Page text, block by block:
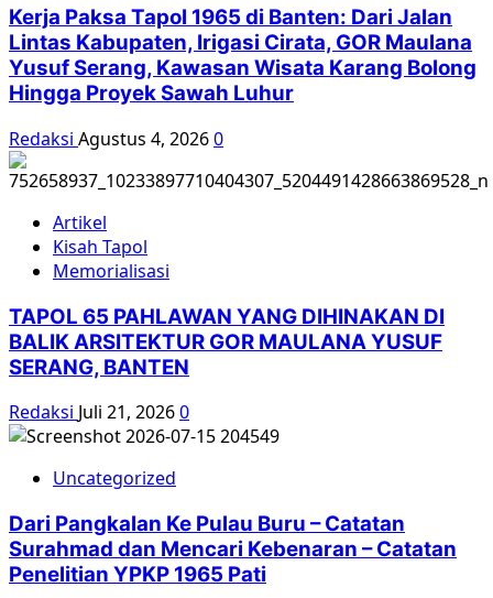
Kerja Paksa Tapol 1965 di Banten: Dari Jalan
Lintas Kabupaten, Irigasi Cirata, GOR Maulana
Yusuf Serang, Kawasan Wisata Karang Bolong
Hingga Proyek Sawah Luhur
Redaksi Agustus 4, 20260
Artikel
Kisah Tapol
Memorialisasi
TAPOL 65 PAHLAWAN YANG DIHINAKAN DI
BALIK ARSITEKTUR GOR MAULANA YUSUF
SERANG, BANTEN
Redaksi Juli 21, 20260
Uncategorized
Dari Pangkalan Ke Pulau Buru – Catatan
Surahmad dan Mencari Kebenaran – Catatan
Penelitian YPKP 1965 Pati